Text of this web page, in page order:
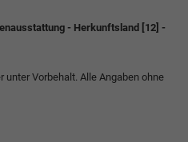
- Herkunftsland [12] -
unter Vorbehalt. Alle Angaben ohne